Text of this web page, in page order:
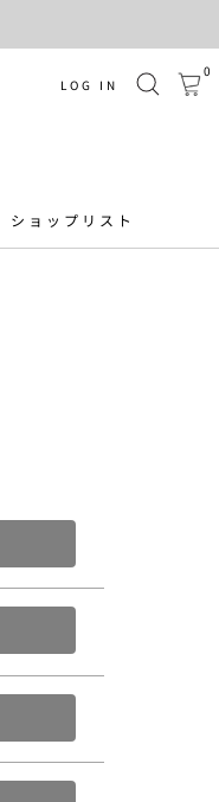
LOG IN
0
ショップリスト